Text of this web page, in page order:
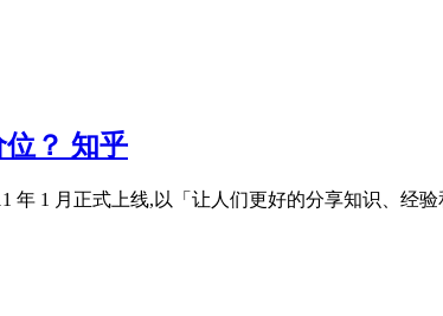
？ 知乎
1 月正式上线,以「让人们更好的分享知识、经